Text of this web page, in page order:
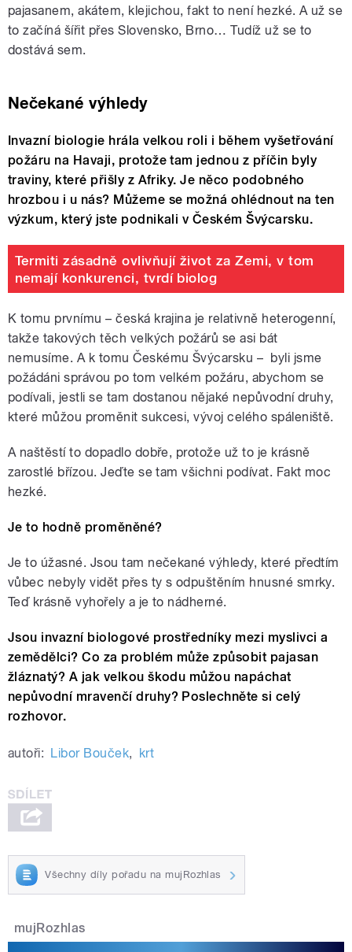
pajasanem, akátem, klejichou, fakt to není hezké. A už se
to začíná šířit přes Slovensko, Brno… Tudíž už se to
dostává sem.
Nečekané výhledy
Invazní biologie hrála velkou roli i během vyšetřování
požáru na Havaji, protože tam jednou z příčin byly
traviny, které přišly z Afriky. Je něco podobného
hrozbou i u nás? Můžeme se možná ohlédnout na ten
výzkum, který jste podnikali v Českém Švýcarsku.
Termiti zásadně ovlivňují život za Zemi, v tom
nemají konkurenci, tvrdí biolog
K tomu prvnímu – česká krajina je relativně heterogenní,
takže takových těch velkých požárů se asi bát
nemusíme. A k tomu Českému Švýcarsku – byli jsme
požádáni správou po tom velkém požáru, abychom se
podívali, jestli se tam dostanou nějaké nepůvodní druhy,
které můžou proměnit sukcesi, vývoj celého spáleniště.
A naštěstí to dopadlo dobře, protože už to je krásně
zarostlé břízou. Jeďte se tam všichni podívat. Fakt moc
hezké.
Je to hodně proměněné?
Je to úžasné. Jsou tam nečekané výhledy, které předtím
vůbec nebyly vidět přes ty s odpuštěním hnusné smrky.
Teď krásně vyhořely a je to nádherné.
Jsou invazní biologové prostředníky mezi myslivci a
zemědělci? Co za problém může způsobit pajasan
žláznatý? A jak velkou škodu můžou napáchat
nepůvodní mravenčí druhy? Poslechněte si celý
rozhovor.
autoři: Libor Bouček, krt
Všechny díly pořadu na mujRozhlas
mujRozhlas